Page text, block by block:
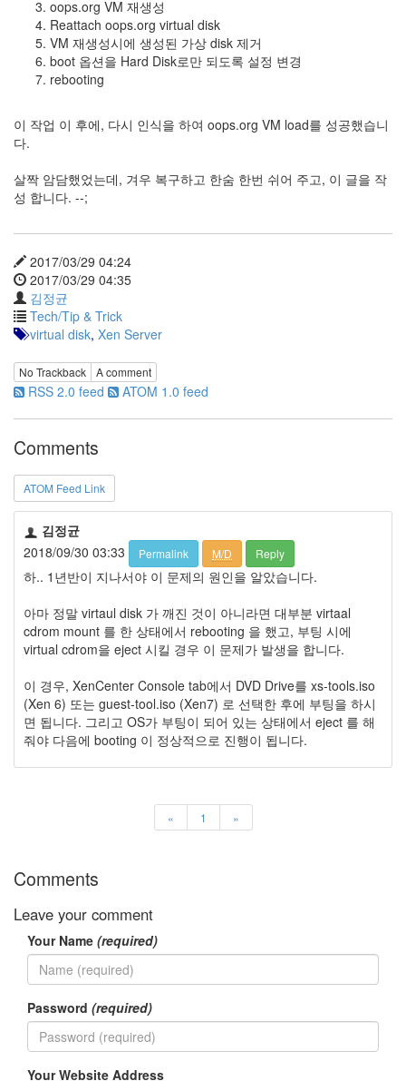
oops.org VM 재생성
Reattach oops.org virtual disk
VM 재생성시에 생성된 가상 disk 제거
boot 옵션을 Hard Disk로만 되도록 설정 변경
rebooting
이 작업 이 후에, 다시 인식을 하여 oops.org VM load를 성공했습니
다.
살짝 암담했었는데, 겨우 복구하고 한숨 한번 쉬어 주고, 이 글을 작
성 합니다. --;
2017/03/29 04:24
2017/03/29 04:35
김정균
Tech/Tip & Trick
virtual disk, Xen Server
No Trackback A comment
RSS 2.0 feed ATOM 1.0 feed
Comments
ATOM Feed Link
김정균
2018/09/30 03:33
Permalink M/D Reply
하.. 1년반이 지나서야 이 문제의 원인을 알았습니다.
아마 정말 virtaul disk 가 깨진 것이 아니라면 대부분 virtaal
cdrom mount 를 한 상태에서 rebooting 을 했고, 부팅 시에
virtual cdrom을 eject 시킬 경우 이 문제가 발생을 합니다.
이 경우, XenCenter Console tab에서 DVD Drive를 xs-tools.iso
(Xen 6) 또는 guest-tool.iso (Xen7) 로 선택한 후에 부팅을 하시
면 됩니다. 그리고 OS가 부팅이 되어 있는 상태에서 eject 를 해
줘야 다음에 booting 이 정상적으로 진행이 됩니다.
« 1 »
Comments
Leave your comment
Your Name (required)
Password (required)
Your Website Address
1280...
BASMAN
AA1650
방
스
트
1
by
김
균
9V
6F22
충
전
지
방
전...
by
김
정
이
맥
스
엑
빔
균